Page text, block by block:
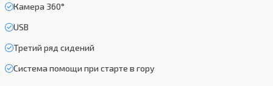
Камера 360°
USB
Третий ряд сидений
Система помощи при старте в гору